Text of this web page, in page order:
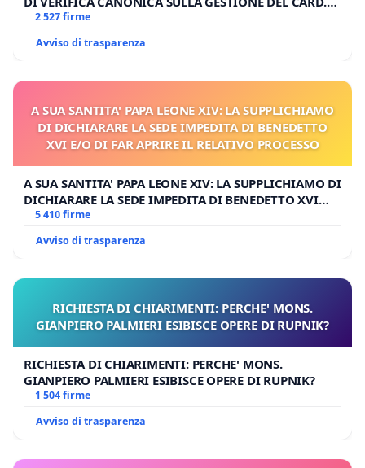
GAMBETTI
2 527 firme
Avviso di trasparenza
A SUA SANTITA' PAPA LEONE XIV: LA SUPPLICHIAMO
DI DICHIARARE LA SEDE IMPEDITA DI BENEDETTO
XVI E/O DI FAR APRIRE IL RELATIVO PROCESSO
A SUA SANTITA' PAPA LEONE XIV: LA SUPPLICHIAMO DI
DICHIARARE LA SEDE IMPEDITA DI BENEDETTO XVI
E/O DI FAR APRIRE IL RELATIVO PROCESSO
5 410 firme
Avviso di trasparenza
RICHIESTA DI CHIARIMENTI: PERCHE' MONS.
GIANPIERO PALMIERI ESIBISCE OPERE DI RUPNIK?
RICHIESTA DI CHIARIMENTI: PERCHE' MONS.
GIANPIERO PALMIERI ESIBISCE OPERE DI RUPNIK?
1 504 firme
Avviso di trasparenza